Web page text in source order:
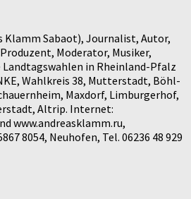
Klamm Sabaot), Journalist, Autor,
Moderator, Musiker,
in Rheinland-Pfalz
Wahlkreis 38, Mutterstadt, Böhl-
Maxdorf, Limburgerhof,
Altrip. Internet:
www.andreasklamm.ru,
8054, Neuhofen, Tel. 06236 48 929